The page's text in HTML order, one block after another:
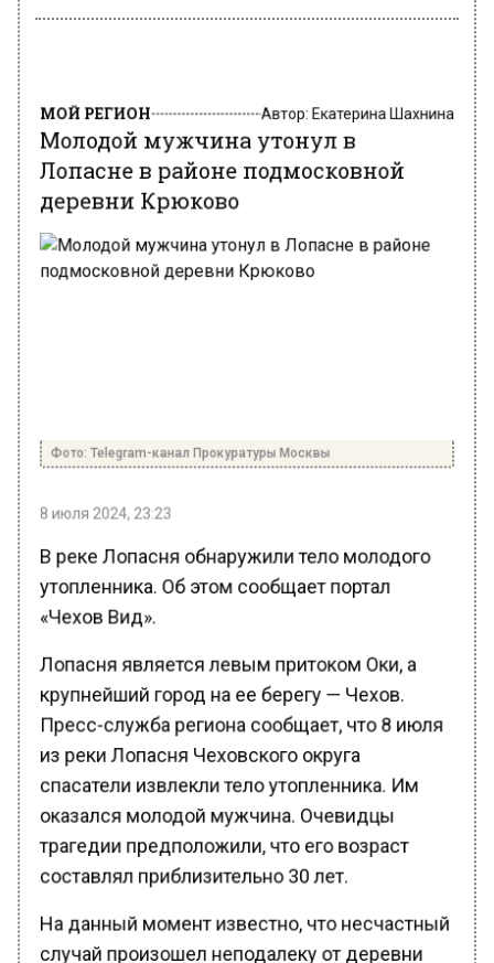
Молодой мужчина утонул в
Лопасне в районе подмосковной
деревни Крюково
В реке Лопасня обнаружили тело молодого
утопленника. Об этом сообщает портал
«Чехов Вид».
Лопасня является левым притоком Оки, а
крупнейший город на ее берегу — Чехов.
Пресс-служба региона сообщает, что 8 июля
из реки Лопасня Чеховского округа
спасатели извлекли тело утопленника. Им
оказался молодой мужчина. Очевидцы
трагедии предположили, что его возраст
составлял приблизительно 30 лет.
На данный момент известно, что несчастный
случай произошел неподалеку от деревни